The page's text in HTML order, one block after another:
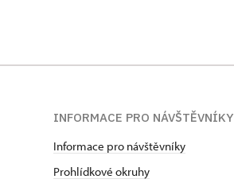
INFORMACE PRO NÁVŠTĚVNÍKY
Informace pro návštěvníky
Prohlídkové okruhy